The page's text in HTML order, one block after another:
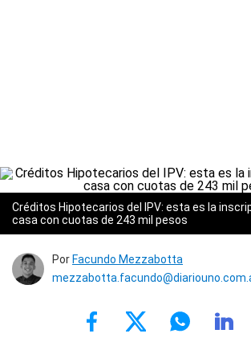
Créditos Hipotecarios del IPV: esta es la
casa con cuotas de 243 mil pesos
Por Facundo Mezzabotta